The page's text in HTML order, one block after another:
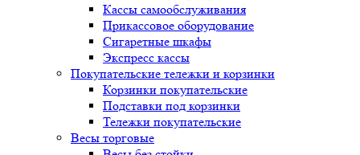
Кассы самообслуживания
Прикассовое оборудование
Сигаретные шкафы
Экспресс кассы
Покупательские тележки и корзинки
Корзинки покупательские
Подставки под корзинки
Тележки покупательские
Весы торговые